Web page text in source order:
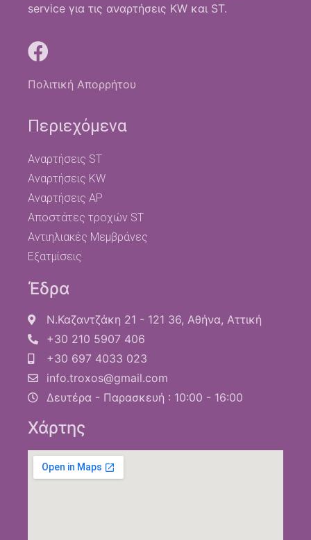
service για τις αναρτήσεις KW και ST.
Πολιτική Απορρήτου
Περιεχόμενα
Αναρτήσεις ST
Αναρτήσεις KW
Αναρτήσεις AP
Αποστάτες τροχών ST
Αντιηλιακές Μεμβράνες
Εξατμίσεις
Έδρα
Ν.Καζαντζάκη 21 - 121 36, Αθήνα, Αττική
+30 210 5907 406
+30 697 4033 023
info.troxos@gmail.com
Δευτέρα - Παρασκευή : 10:00 - 16:00
Χάρτης